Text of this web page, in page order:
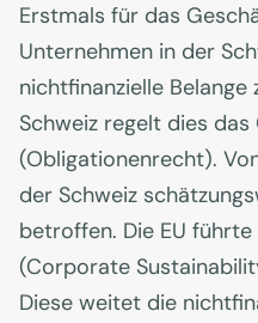
Erstmals für das
Unternehmen in der
nichtfinanzielle
Schweiz regelt dies
(Obligationenrecht).
der Schweiz
betroffen. Die EU
(Corporate
Diese weitet die